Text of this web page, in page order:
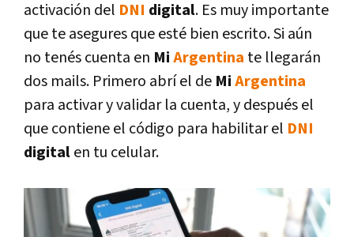
activación del DNI digital. Es muy importante
que te asegures que esté bien escrito. Si aún
no tenés cuenta en MiArgentina te llegarán
dos mails. Primero abrí el de MiArgentina
para activar y validar la cuenta, y después el
que contiene el código para habilitar el DNI
digitalen tu celular.